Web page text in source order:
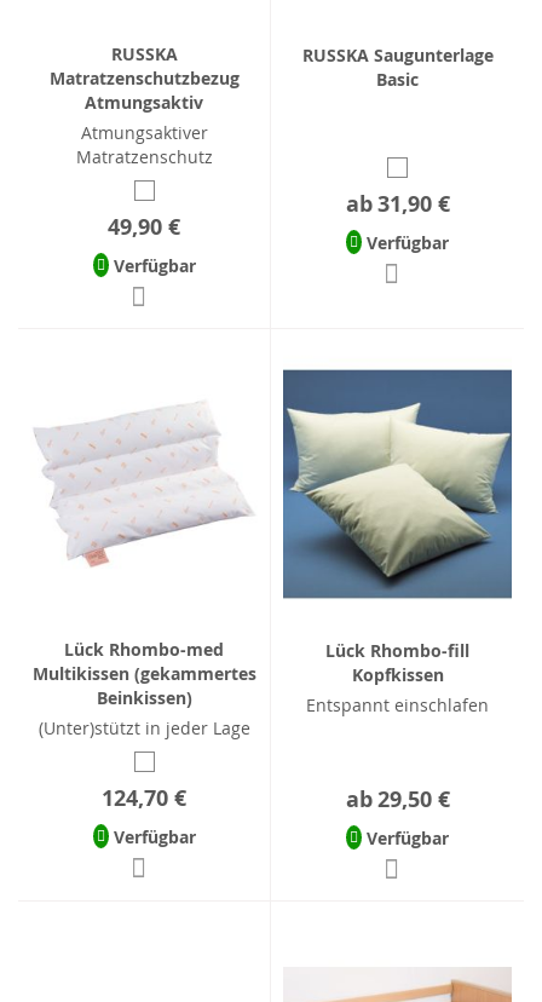
RUSSKA
Matratzenschutzbezug
Atmungsaktiv
Atmungsaktiver
Matratzenschutz
49,90 €
Verfügbar
RUSSKA Saugunterlage
Basic
ab31,90 €
Verfügbar
Lück Rhombo-med
Multikissen (gekammertes
Beinkissen)
(Unter)stützt in jeder Lage
124,70 €
Verfügbar
Lück Rhombo-fill
Kopfkissen
Entspannt einschlafen
ab29,50 €
Verfügbar